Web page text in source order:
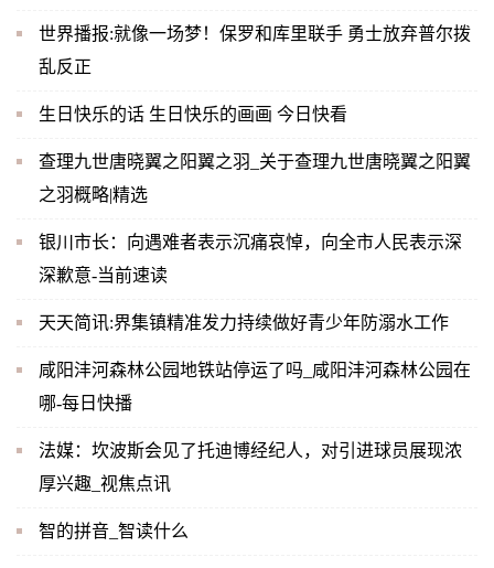
世界播报:就像一场梦！保罗和库里联手 勇士放弃普尔拨
乱反正
生日快乐的话 生日快乐的画画 今日快看
查理九世唐晓翼之阳翼之羽_关于查理九世唐晓翼之阳翼
之羽概略|精选
银川市长：向遇难者表示沉痛哀悼，向全市人民表示深
深歉意-当前速读
天天简讯:界集镇精准发力持续做好青少年防溺水工作
咸阳沣河森林公园地铁站停运了吗_咸阳沣河森林公园在
哪-每日快播
法媒：坎波斯会见了托迪博经纪人，对引进球员展现浓
厚兴趣_视焦点讯
智的拼音_智读什么